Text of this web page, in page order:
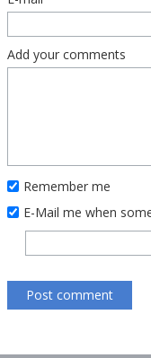
Add your comments
Remember me
E-Mail me when